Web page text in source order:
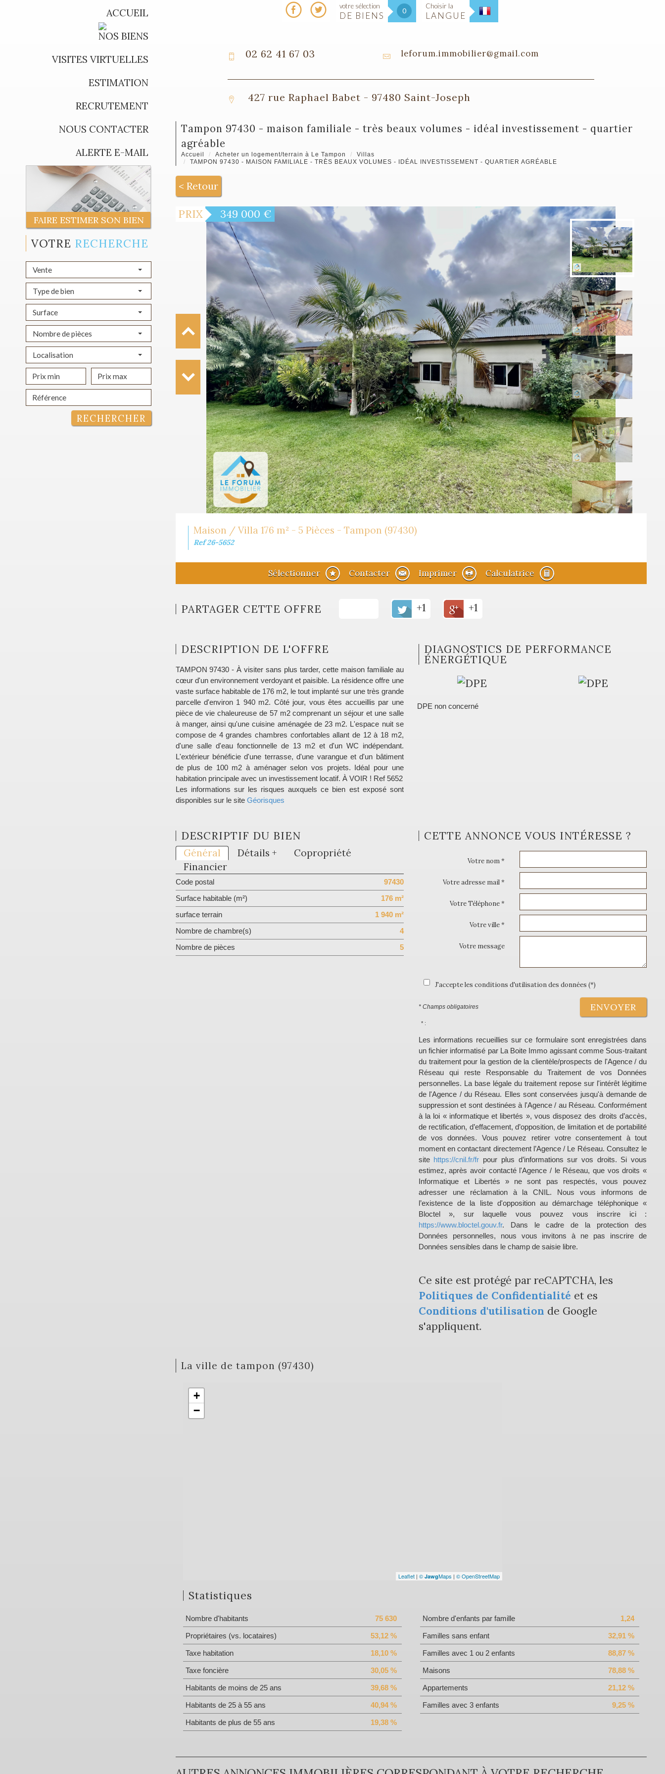
votre sélection
DE BIENS 0
Choisir la
LANGUE
02 62 41 67 03 leforum.immobilier@gmail.com
427 rue Raphael Babet - 97480 Saint-Joseph
ACCUEIL
NOS BIENS
VISITES VIRTUELLES
ESTIMATION
RECRUTEMENT
NOUS CONTACTER
ALERTE E-MAIL
FAIRE ESTIMER SON BIEN
VOTRE RECHERCHE
Vente
Type de bien
Surface
Nombre de pièces
Localisation
RECHERCHER
tampon 97430 - maison familiale - très beaux volumes - idéal investissement - quartier
agréable
Accueil Acheter un logement/terrain à Le Tampon
Villas
TAMPON 97430 - MAISON FAMILIALE - TRÈS BEAUX VOLUMES - IDÉAL INVESTISSEMENT - QUARTIER AGRÉABLE
< Retour
PRIX 349 000 €
Maison / Villa 176 m² - 5 Pièces - Tampon (97430)
Ref 26-5652
Sélectionner Contacter Imprimer Calculatrice
PARTAGER CETTE OFFRE +1 +1
DESCRIPTION DE L'OFFRE
TAMPON 97430 - À visiter sans plus tarder, cette maison familiale au
cœur d'un environnement verdoyant et paisible. La résidence offre une
vaste surface habitable de 176 m2, le tout implanté sur une très grande
parcelle d'environ 1 940 m2. Côté jour, vous êtes accueillis par une
pièce de vie chaleureuse de 57 m2 comprenant un séjour et une salle
à manger, ainsi qu'une cuisine aménagée de 23 m2. L'espace nuit se
compose de 4 grandes chambres confortables allant de 12 à 18 m2,
d'une salle d'eau fonctionnelle de 13 m2 et d'un WC indépendant.
L'extérieur bénéficie d'une terrasse, d'une varangue et d'un bâtiment
de plus de 100 m2 à aménager selon vos projets. Idéal pour une
habitation principale avec un investissement locatif. À VOIR ! Ref 5652
Les informations sur les risques auxquels ce bien est exposé sont
disponibles sur le site Géorisques
DIAGNOSTICS DE PERFORMANCE
ÉNERGÉTIQUE
DPE non concerné
DESCRIPTIF DU BIEN
Général Détails +
Copropriété
Financier
Code postal 97430
Surface habitable (m²) 176 m²
surface terrain 1 940 m²
Nombre de chambre(s) 4
Nombre de pièces 5
CETTE ANNONCE VOUS INTÉRESSE ?
Votre nom *
Votre adresse mail *
Votre Téléphone *
Votre ville *
Votre message
J'accepte les conditions d'utilisation des données (*)
* Champs obligatoires ENVOYER
* :
Les informations recueillies sur ce formulaire sont enregistrées dans
un fichier informatisé par La Boite Immo agissant comme Sous-traitant
du traitement pour la gestion de la clientèle/prospects de l'Agence / du
Réseau qui reste Responsable du Traitement de vos Données
personnelles. La base légale du traitement repose sur l'intérêt légitime
de l'Agence / du Réseau. Elles sont conservées jusqu'à demande de
suppression et sont destinées à l'Agence / au Réseau. Conformément
à la loi « informatique et libertés », vous disposez des droits d’accès,
de rectification, d’effacement, d’opposition, de limitation et de portabilité
de vos données. Vous pouvez retirer votre consentement à tout
moment en contactant directement l’Agence / Le Réseau. Consultez le
site https://cnil.fr/fr pour plus d’informations sur vos droits. Si vous
estimez, après avoir contacté l'Agence / le Réseau, que vos droits «
Informatique et Libertés » ne sont pas respectés, vous pouvez
adresser une réclamation à la CNIL. Nous vous informons de
l’existence de la liste d'opposition au démarchage téléphonique «
Bloctel », sur laquelle vous pouvez vous inscrire ici :
https://www.bloctel.gouv.fr. Dans le cadre de la protection des
Données personnelles, nous vous invitons à ne pas inscrire de
Données sensibles dans le champ de saisie libre.
Ce site est protégé par reCAPTCHA, les
Politiques de Confidentialité et es
Conditions d'utilisation de Google
s'appliquent.
la ville de tampon (97430)
+
−
Leaflet |©JawgMaps |© OpenStreetMap
Statistiques
Nombre d'habitants 75 630
Propriétaires (vs. locataires) 53,12 %
Taxe habitation 18,10 %
Taxe foncière 30,05 %
Habitants de moins de 25 ans 39,68 %
Habitants de 25 à 55 ans 40,94 %
Habitants de plus de 55 ans 19,38 %
Nombre d'enfants par famille 1,24
Familles sans enfant 32,91 %
Familles avec 1 ou 2 enfants 88,87 %
Maisons 78,88 %
Appartements 21,12 %
Familles avec 3 enfants 9,25 %